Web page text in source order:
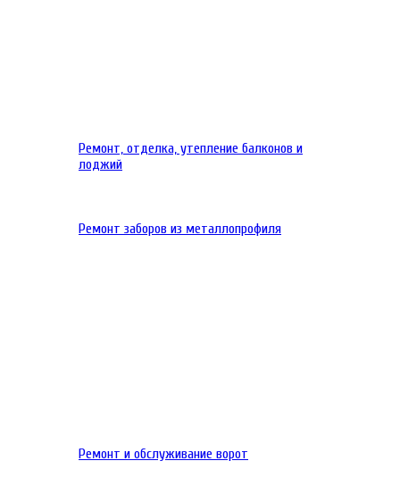
Ремонт, отделка, утепление балконов и
лоджий
Ремонт заборов из металлопрофиля
Ремонт и обслуживание ворот